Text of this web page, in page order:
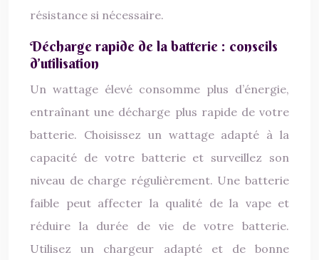
résistance si nécessaire.
Décharge rapide de la batterie : conseils
d’utilisation
Un wattage élevé consomme plus d’énergie,
entraînant une décharge plus rapide de votre
batterie. Choisissez un wattage adapté à la
capacité de votre batterie et surveillez son
niveau de charge régulièrement. Une batterie
faible peut affecter la qualité de la vape et
réduire la durée de vie de votre batterie.
Utilisez un chargeur adapté et de bonne